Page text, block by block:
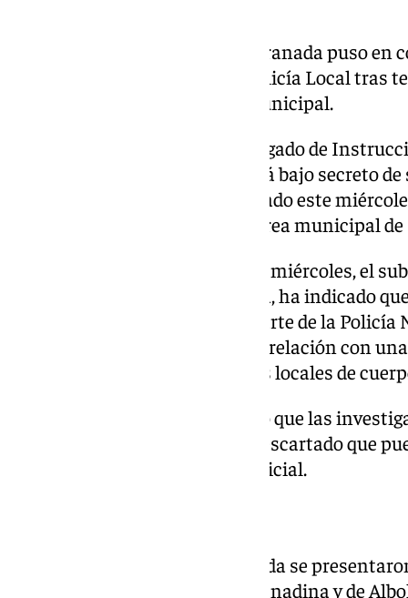
También el Ayuntamiento de Granada puso
proceso de oposiciones de la Policía Local
remitido por un funcionario municipal.
Las diligencias, que sigue el Juzgado de
lleva esta investigación que está bajo secreto
investigados, según ha adelantado este
locales y dos funcionarios del área municipal
Preguntado por los medios este miércoles, el
Granada, José Antonio Montilla, ha indicado
produjeron seis registros por parte de la
y de la Comisaría Provincial, en relación con
comisión de delitos en procesos locales de
«Poco más se puede añadir, sólo que las
afirmado Montilla, que no ha descartado que
los próximos días por orden judicial.
En Fiscalía Provincial de Granada se
ayuntamientos de la capital granadina y de